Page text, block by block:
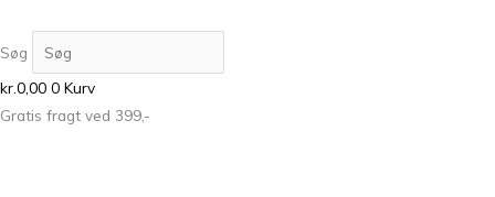
Søg
kr.0,00 0 Kurv
Gratis fragt ved 399,-